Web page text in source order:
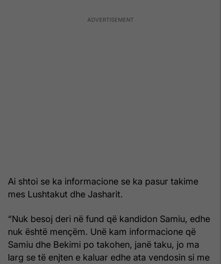
Ai shtoi se ka informacione se ka pasur takime
mes Lushtakut dhe Jasharit.
“Nuk besoj deri në fund që kandidon Samiu, edhe
nuk është mençëm. Unë kam informacione që
Samiu dhe Bekimi po takohen, janë taku, jo ma
larg se të enjten e kaluar edhe ata vendosin si me